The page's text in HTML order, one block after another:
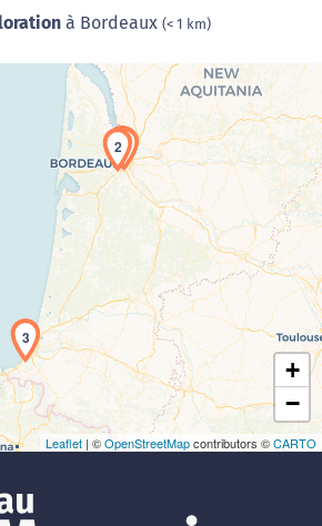
à Bordeaux (< 1 km)
de la carte en cours...
1
2
3
+
−
Leaflet | ©OpenStreetMapcontributors ©CARTO